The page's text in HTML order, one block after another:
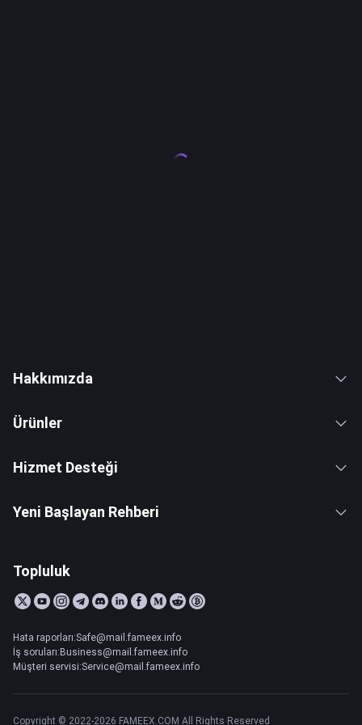
Hakkımızda
Ürünler
Hizmet Desteği
Yeni Başlayan Rehberi
Topluluk
Hata raporları:Safe@mail.fameex.info
İş soruları:Business@mail.fameex.info
Müşteri servisi:Service@mail.fameex.info
Copyright © 2022-2026 FAMEEX.COM All Rights Reserved